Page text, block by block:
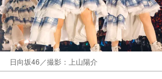
日向坂46／撮影：上山陽介